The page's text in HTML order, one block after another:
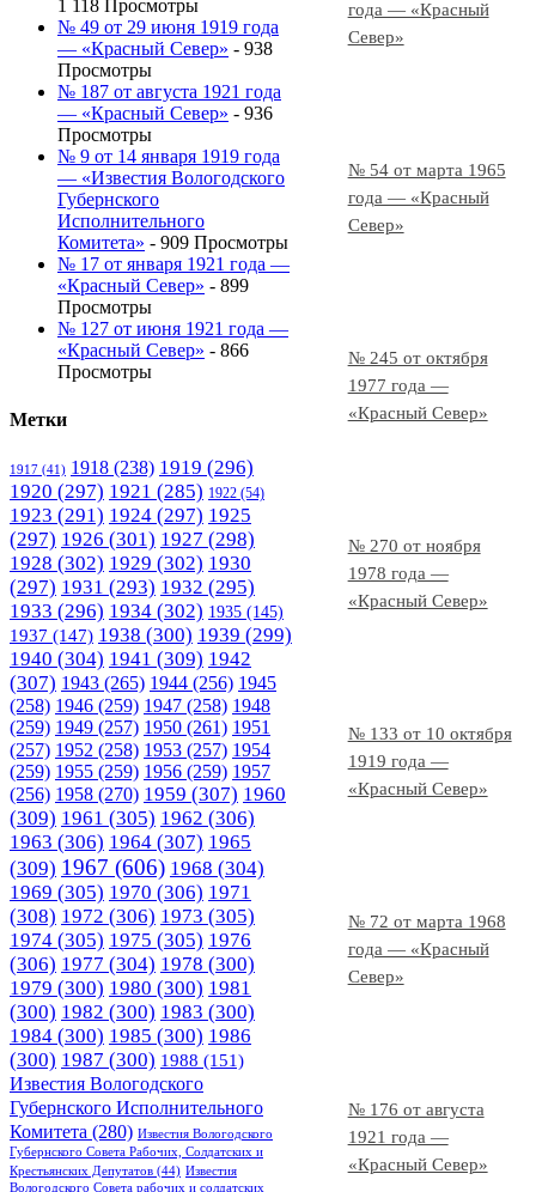
года — «Красный
Север»
№ 54 от марта 1965
года — «Красный
Север»
№ 245 от октября
1977 года —
«Красный Север»
№ 270 от ноября
1978 года —
«Красный Север»
№ 133 от 10 октября
1919 года —
«Красный Север»
№ 72 от марта 1968
года — «Красный
Север»
№ 176 от августа
1921 года —
«Красный Север»
1 118 Просмотры
№ 49 от 29 июня 1919 года
— «Красный Север» - 938
Просмотры
№ 187 от августа 1921 года
— «Красный Север» - 936
Просмотры
№ 9 от 14 января 1919 года
— «Известия Вологодского
Губернского
Исполнительного
Комитета» - 909 Просмотры
№ 17 от января 1921 года —
«Красный Север» - 899
Просмотры
№ 127 от июня 1921 года —
«Красный Север» - 866
Просмотры
Метки
1917 (41) 1918 (238) 1919 (296)
1920 (297) 1921 (285) 1922 (54)
1923 (291) 1924 (297) 1925
(297) 1926 (301) 1927 (298)
1928 (302) 1929 (302) 1930
(297) 1931 (293) 1932 (295)
1933 (296) 1934 (302) 1935 (145)
1937 (147) 1938 (300) 1939 (299)
1940 (304) 1941 (309) 1942
(307) 1943 (265) 1944 (256) 1945
(258) 1946 (259) 1947 (258) 1948
(259) 1949 (257) 1950 (261) 1951
(257) 1952 (258) 1953 (257) 1954
(259) 1955 (259) 1956 (259) 1957
(256) 1958 (270) 1959 (307) 1960
(309) 1961 (305) 1962 (306)
1963 (306) 1964 (307) 1965
(309) 1967 (606) 1968 (304)
1969 (305) 1970 (306) 1971
(308) 1972 (306) 1973 (305)
1974 (305) 1975 (305) 1976
(306) 1977 (304) 1978 (300)
1979 (300) 1980 (300) 1981
(300) 1982 (300) 1983 (300)
1984 (300) 1985 (300) 1986
(300) 1987 (300) 1988 (151)
Известия Вологодского
Губернского Исполнительного
Комитета (280) Известия Вологодского
Губернского Совета Рабочих, Солдатских и
Крестьянских Депутатов (44) Известия
Вологодского Совета рабочих и солдатских